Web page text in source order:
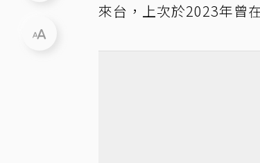
來台，上次於2023年曾